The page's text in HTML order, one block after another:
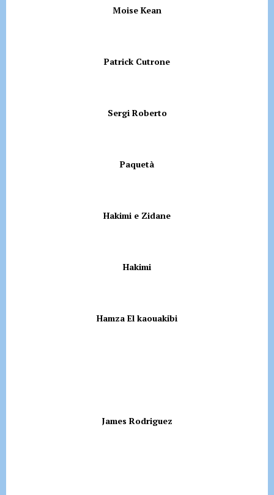
Moise Kean
Patrick Cutrone
Sergi Roberto
Paquetà
Hakimi e Zidane
Hakimi
Hamza El kaouakibi
James Rodriguez